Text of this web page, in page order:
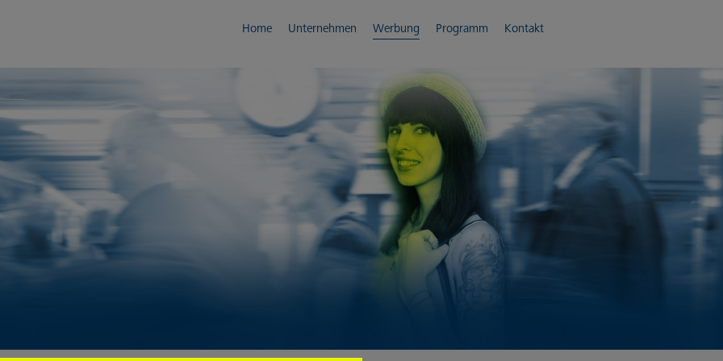
Home Unternehmen Werbung Programm Kontakt